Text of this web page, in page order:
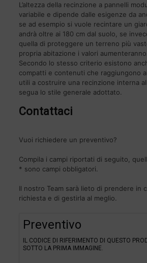
L’altezza della recinzione a pannelli
variabile e dipende dalle esigenze da
se ad esempio si vuole recintare un
andrà oltre ai 180 cm dal suolo, se
quella di proteggere un terreno più
propria abitazione i valori aumenteranno.
Secondo lo stesso criterio esistono
compatti e contenuti che raggiungono
utili a costruire una recinzione interna
segua lo stile generale adottato.
Contattaci
Vuoi richiedere un preventivo?
Compila i campi riportati di seguito,
* sono campi obbligatori.
Il nostro Team sarà lieto di prendere in
richiesta e di gestirla al meglio.
Preventivo
IL CODICE DI RIFERIMENTO DI QUESTO
SOTTO LA PRIMA IMMAGINE.